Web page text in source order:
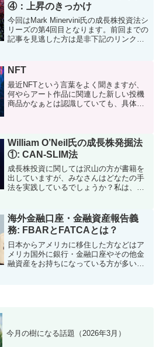
④：上昇のきっかけ
今回はMark Minervini氏の成長株投資法シ
リーズの第4回目となります。前回までの
記事を見逃した方は是非下記のリンクか
入してしっかりと咀嚼していただけ...
NFT
最近NFTという言葉をよく聞きますが、
何やらアート作品に関連した新しい投機
商品かなぁとは認識していても、具体的
す。NFTとは例によ...
William O’Neil氏の成長株発掘法
①: CAN-SLIM法
成長株投資に関しては沢山の方が書籍を
出していますが、みなさんはどなたの手
法を実践しているでしょうか？私は、
を実践して少しでも良い成績を残し...
海外金融口座・金融資産報告義
務: FBARとFATCAとは？
日本からアメリカに移住した方などはア
メリカ国外に銀行・金融口座やその他金
融資産をお持ちになっている方が多いと
今月の樹になる話題（2026年3月）